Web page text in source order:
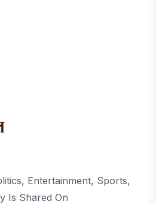
Entertainment, Sports,
Is Shared On